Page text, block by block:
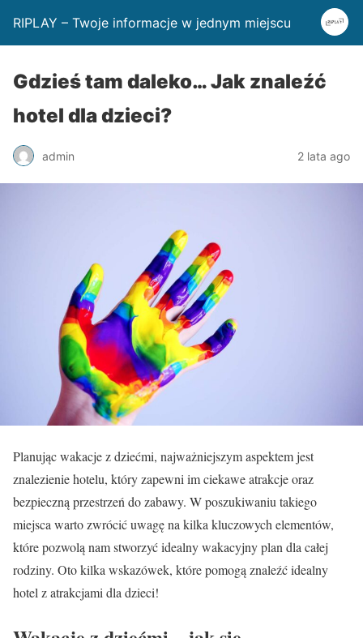
RIPLAY – Twoje informacje w jednym miejscu
Gdzieś tam daleko… Jak znaleźć
hotel dla dzieci?
admin 2 lata ago
Planując wakacje z dziećmi, najważniejszym aspektem jest
znalezienie hotelu, który zapewni im ciekawe atrakcje oraz
bezpieczną przestrzeń do zabawy. W poszukiwaniu takiego
miejsca warto zwrócić uwagę na kilka kluczowych elementów,
które pozwolą nam stworzyć idealny wakacyjny plan dla całej
rodziny. Oto kilka wskazówek, które pomogą znaleźć idealny
hotel z atrakcjami dla dzieci!